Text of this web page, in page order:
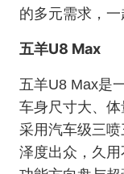
的多元需求，
五羊U8 Max
五羊U8 Max是
车身尺寸大、体
采用汽车级三
泽度出众，久